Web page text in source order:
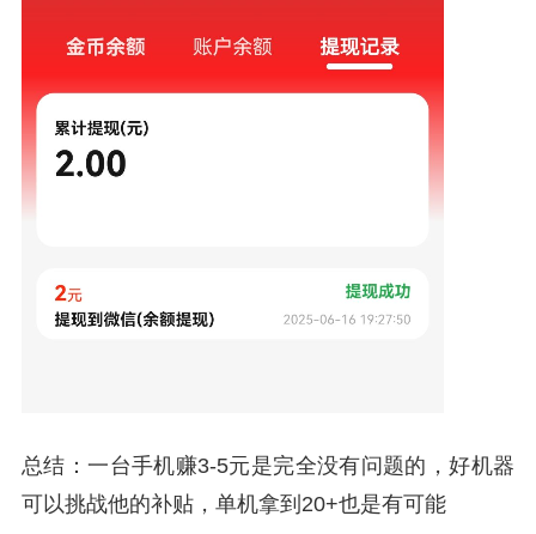
总结：一台手机赚3-5元是完全没有问题的，好机器
可以挑战他的补贴，单机拿到20+也是有可能